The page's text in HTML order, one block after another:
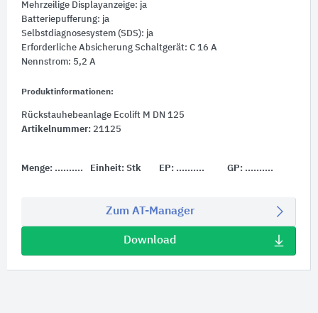
Mehrzeilige Displayanzeige: ja
Batteriepufferung: ja
Selbstdiagnosesystem (SDS): ja
Erforderliche Absicherung Schaltgerät: C 16 A
Nennstrom: 5,2 A
Produktinformationen:
Rückstauhebeanlage Ecolift M DN 125
Artikelnummer: 21125
Menge: .......... Einheit: Stk EP: .......... GP: ..........
Zum AT-Manager
Download